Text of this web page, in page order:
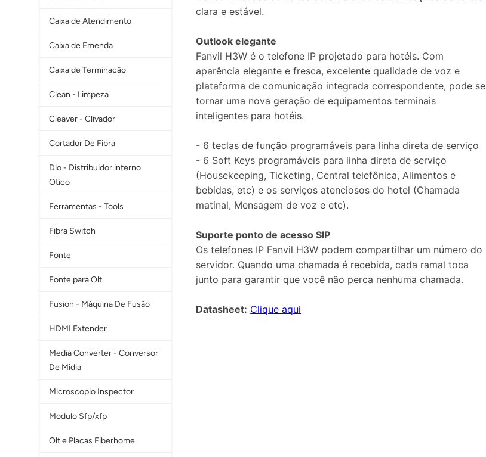
Caixa de Atendimento
Caixa de Emenda
Caixa de Terminaçâo
Clean - Limpeza
Cleaver - Clivador
Cortador De Fibra
Dio - Distribuidor interno
Otico
Ferramentas - Tools
Fibra Switch
Fonte
Fonte para Olt
Fusion - Máquina De Fusão
HDMI Extender
Media Converter - Conversor
De Midia
Microscopio Inspector
Modulo Sfp/xfp
Olt e Placas Fiberhome
clara e estável.
Outlook elegante
Fanvil H3W é o telefone IP projetado para hotéis. Com
aparência elegante e fresca, excelente qualidade de voz e
plataforma de comunicação integrada correspondente, pode se
tornar uma nova geração de equipamentos terminais
inteligentes para hotéis.
- 6 teclas de função programáveis para linha direta de serviço
- 6 Soft Keys programáveis para linha direta de serviço
(Housekeeping, Ticketing, Central telefônica, Alimentos e
bebidas, etc) e os serviços atenciosos do hotel (Chamada
matinal, Mensagem de voz e etc).
Suporte ponto de acesso SIP
Os telefones IP Fanvil H3W podem compartilhar um número do
servidor. Quando uma chamada é recebida, cada ramal toca
junto para garantir que você não perca nenhuma chamada.
Datasheet: Clique aqui